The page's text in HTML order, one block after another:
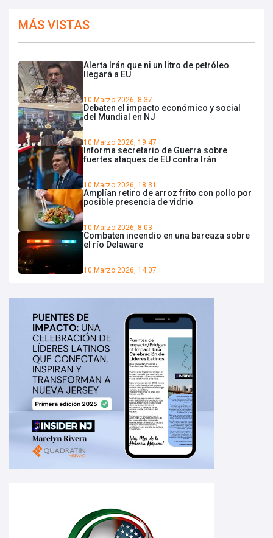
MÁS VISTAS
Alerta Irán que ni un litro de petróleo
llegará a EU
10 Marzo 2026, 8:37
Debaten el impacto económico y social
del Mundial en NJ
10 Marzo 2026, 19:47
Informa secretario de Guerra sobre
fuertes ataques de EU contra Irán
10 Marzo 2026, 18:31
Amplían retiro de arroz frito con pollo por
posible presencia de vidrio
10 Marzo 2026, 8:03
Combaten incendio en una barcaza sobre
el río Delaware
10 Marzo 2026, 14:07